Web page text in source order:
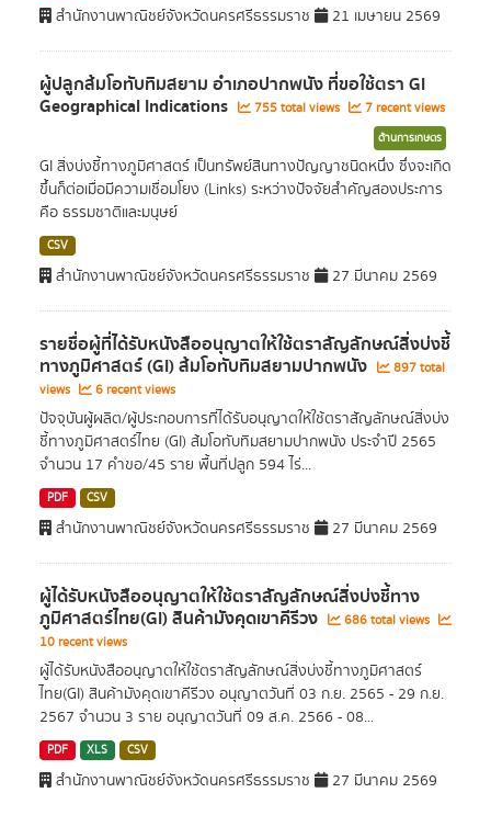
สำนักงานพาณิชย์จังหวัดนครศรีธรรมราช 21 เมษายน 2569
ผู้ปลูกส้มโอทับทิมสยาม อำเภอปากพนัง ที่ขอใช้ตรา GI
Geographical Indications 755 total views 7 recent views
ด้านการเกษตร
GI สิ่งบ่งชี้ทางภูมิศาสตร์ เป็นทรัพย์สินทางปัญญาชนิดหนึ่ง ซึ่งจะเกิด
ขึ้นก็ต่อเมื่อมีความเชื่อมโยง (Links) ระหว่างปัจจัยสำคัญสองประการ
คือ ธรรมชาติและมนุษย์
CSV
สำนักงานพาณิชย์จังหวัดนครศรีธรรมราช 27 มีนาคม 2569
รายชื่อผู้ที่ได้รับหนังสืออนุญาตให้ใช้ตราสัญลักษณ์สิ่งบ่งชี้
ทางภูมิศาสตร์ (GI) ส้มโอทับทิมสยามปากพนัง
897 total
views
6 recent views
ปัจจุบันผู้ผลิต/ผู้ประกอบการที่ได้รับอนุญาตให้ใช้ตราสัญลักษณ์สิ่งบ่ง
ชี้ทางภูมิศาสตร์ไทย (GI) ส้มโอทับทิมสยามปากพนัง ประจำปี 2565
จำนวน 17 คำขอ/45 ราย พื้นที่ปลูก 594 ไร่...
PDF CSV
สำนักงานพาณิชย์จังหวัดนครศรีธรรมราช 27 มีนาคม 2569
ผู้ได้รับหนังสืออนุญาตให้ใช้ตราสัญลักษณ์สิ่งบ่งชี้ทาง
ภูมิศาสตร์ไทย(GI) สินค้ามังคุดเขาคีรีวง
686 total views
10 recent views
ผู้ได้รับหนังสืออนุญาตให้ใช้ตราสัญลักษณ์สิ่งบ่งชี้ทางภูมิศาสตร์
ไทย(GI) สินค้ามังคุดเขาคีรีวง อนุญาตวันที่ 03 ก.ย. 2565 - 29 ก.ย.
2567 จำนวน 3 ราย อนุญาตวันที่ 09 ส.ค. 2566 - 08...
PDF XLS CSV
สำนักงานพาณิชย์จังหวัดนครศรีธรรมราช 27 มีนาคม 2569